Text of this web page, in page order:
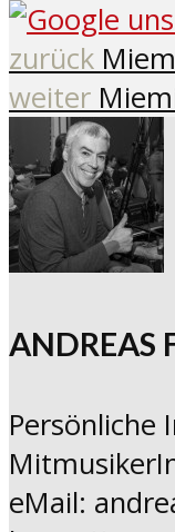
zurück
weiter
ANDREAS
Persönliche
eMail: